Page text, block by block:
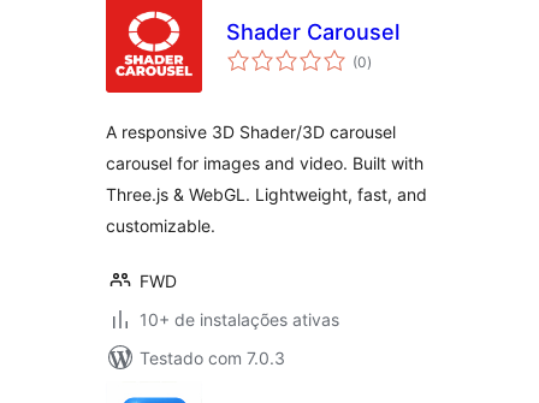
Shader Carousel
(0total
de
)
A responsive 3D Shader/3D carousel
carousel for images and video. Built with
Three.js & WebGL. Lightweight, fast, and
customizable.
FWD
10+ de instalações ativas
Testado com 7.0.3